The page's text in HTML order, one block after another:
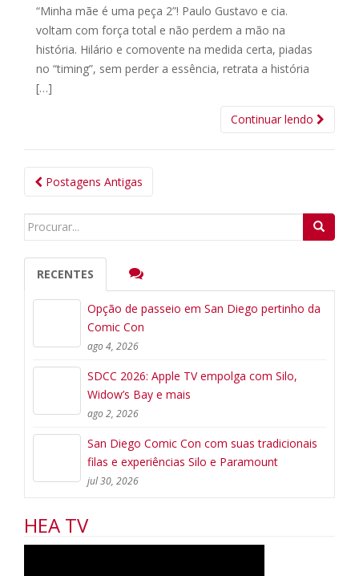
“Minha mãe é uma peça 2”! Paulo Gustavo e cia.
voltam com força total e não perdem a mão na
história. Hilário e comovente na medida certa, piadas
no “timing”, sem perder a essência, retrata a história
[…]
Continuar lendo
Navegação
Postagens
Postagens Antigas
Search
RECENTES
Opção de passeio em San Diego pertinho da
Comic Con
ago 4, 2026
SDCC 2026: Apple TV empolga com Silo,
Widow’s Bay e mais
ago 2, 2026
San Diego Comic Con com suas tradicionais
filas e experiências Silo e Paramount
jul 30, 2026
HEA TV